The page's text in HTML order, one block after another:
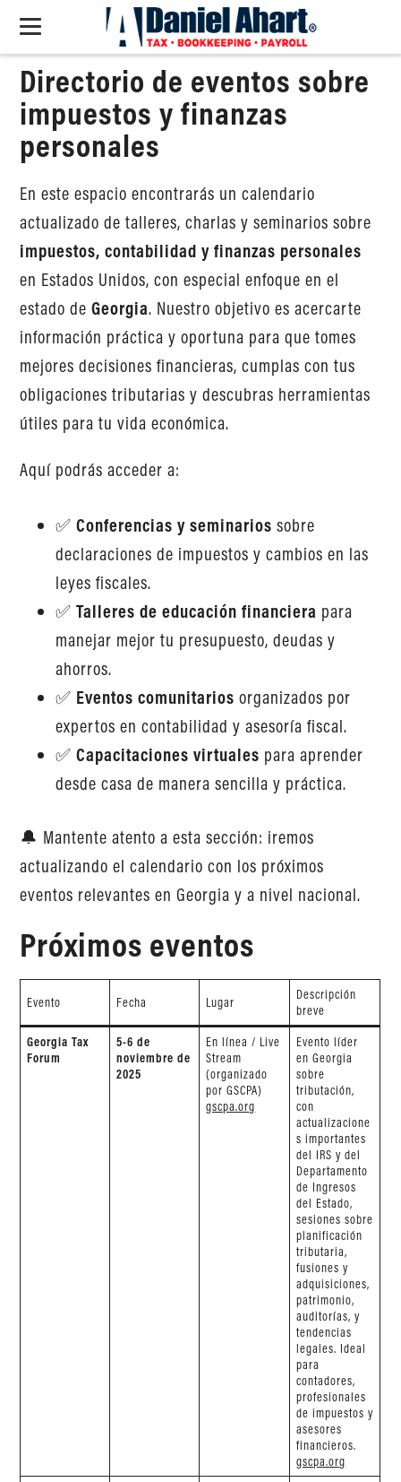
Directorio de eventos sobre
impuestos y finanzas
personales
En este espacio encontrarás un calendario
actualizado de talleres, charlas y seminarios sobre
impuestos, contabilidad y finanzas personales
en Estados Unidos, con especial enfoque en el
estado deGeorgia. Nuestro objetivo es acercarte
información práctica y oportuna para que tomes
mejores decisiones financieras, cumplas con tus
obligaciones tributarias y descubras herramientas
útiles para tu vida económica.
Aquí podrás acceder a:
✅Conferencias y seminarios sobre
declaraciones de impuestos y cambios en las
leyes fiscales.
✅Talleres de educación financiera para
manejar mejor tu presupuesto, deudas y
ahorros.
✅ Eventos comunitarios organizados por
expertos en contabilidad y asesoría fiscal.
✅Capacitaciones virtuales para aprender
desde casa de manera sencilla y práctica.
🔔 Mantente atento a esta sección: iremos
actualizando el calendario con los próximos
eventos relevantes en Georgia y a nivel nacional.
Próximos eventos
Evento Fecha Lugar
Descripción
breve
Georgia Tax
Forum
5-6 de
noviembre de
2025
En línea / Live
Stream
(organizado
por GSCPA)
gscpa.org
Evento líder
en Georgia
sobre
tributación,
con
actualizacione
s importantes
del IRS y del
Departamento
de Ingresos
del Estado,
sesiones sobre
planificación
tributaria,
fusiones y
adquisiciones,
patrimonio,
auditorías, y
tendencias
legales. Ideal
para
contadores,
profesionales
de impuestos y
asesores
financieros.
gscpa.org